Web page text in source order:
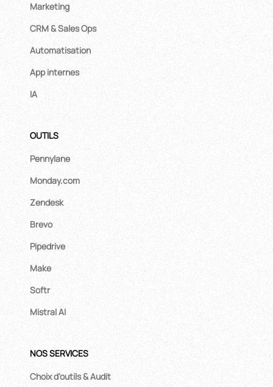
Marketing
CRM & Sales Ops
Automatisation
App internes
IA
OUTILS
Pennylane
Monday.com
Zendesk
Brevo
Pipedrive
Make
Softr
Mistral AI
NOS SERVICES
Choix d'outils & Audit